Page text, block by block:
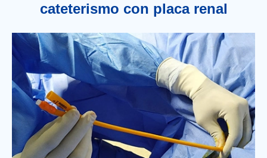
cateterismo con placa renal